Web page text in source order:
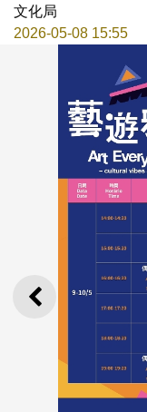
文化局
2026-05-08 15:55
上一則